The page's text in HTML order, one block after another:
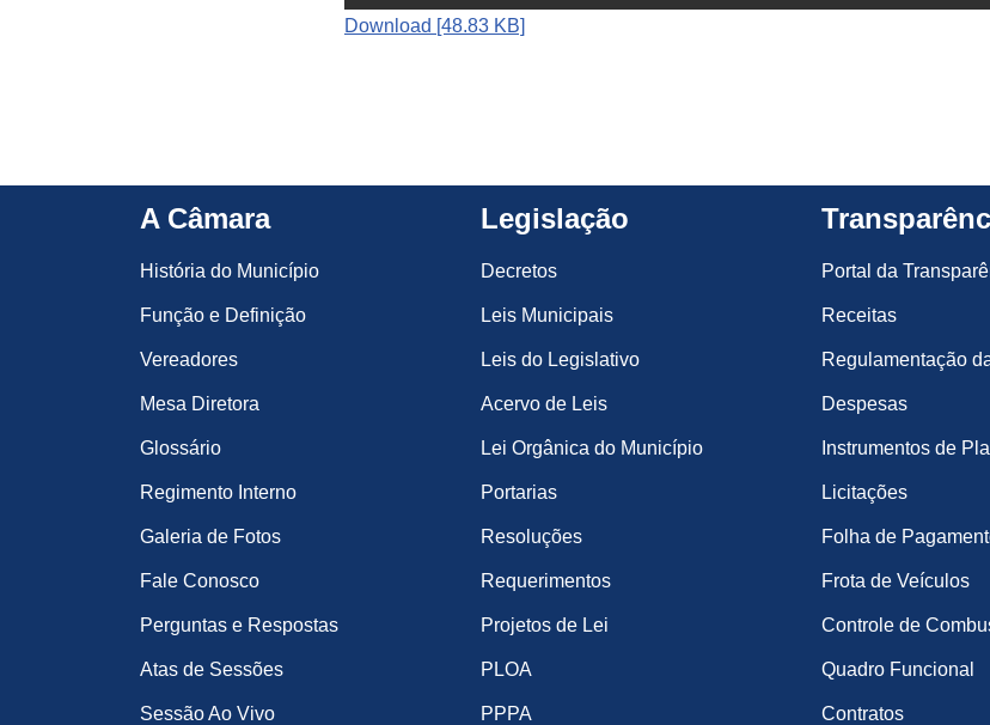
Download [48.83 KB]
A Câmara
História do Município
Função e Definição
Vereadores
Mesa Diretora
Glossário
Regimento Interno
Galeria de Fotos
Fale Conosco
Perguntas e Respostas
Atas de Sessões
Sessão Ao Vivo
Legislação
Decretos
Leis Municipais
Leis do Legislativo
Acervo de Leis
Lei Orgânica do Município
Portarias
Resoluções
Requerimentos
Projetos de Lei
PLOA
PPPA
Portal da
Receitas
Regulamentação
Despesas
Instrumentos de
Licitações
Folha de
Frota de Veículos
Controle de
Quadro Funcional
Contratos